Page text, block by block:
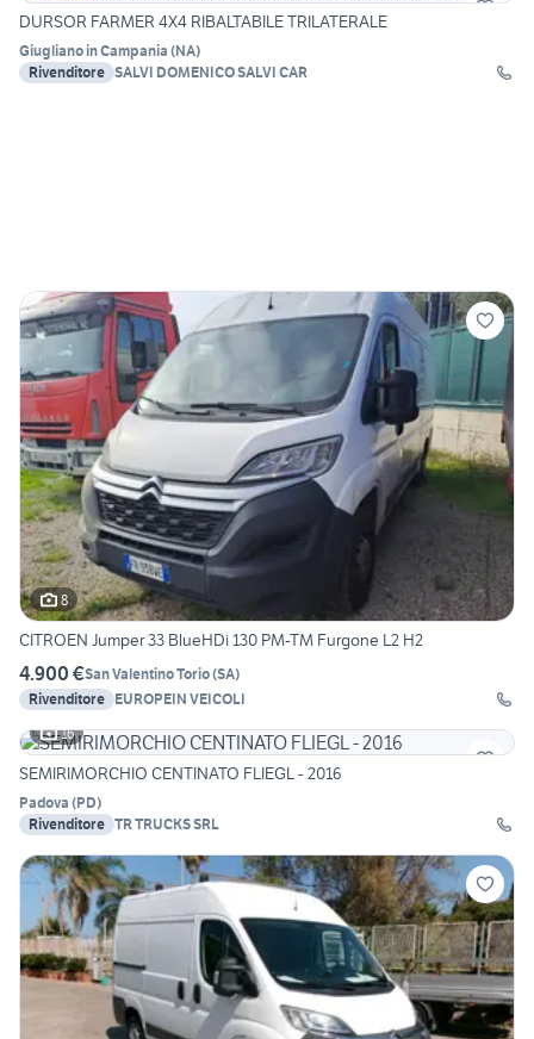
DURSOR FARMER 4X4 RIBALTABILE TRILATERALE
Giugliano in Campania (NA)
Rivenditore SALVI DOMENICO SALVI CAR
8
CITROEN Jumper 33 BlueHDi 130 PM-TM Furgone L2 H2
4.900 €San Valentino Torio(SA)
Rivenditore EUROPEIN VEICOLI
16
SEMIRIMORCHIO CENTINATO FLIEGL - 2016
Padova (PD)
Rivenditore TR TRUCKS SRL